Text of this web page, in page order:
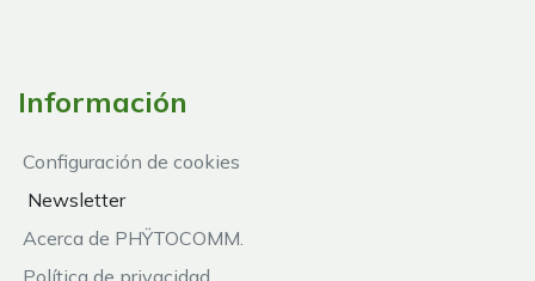
Información
Configuración de cookies
Newsletter
Acerca de PHŸTOCOMM.